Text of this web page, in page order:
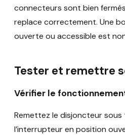
connecteurs sont bien
replace correctement. Une
ouverte ou accessible est
Tester et remettre
Vérifier le
Remettez le disjoncteur
l’interrupteur en position